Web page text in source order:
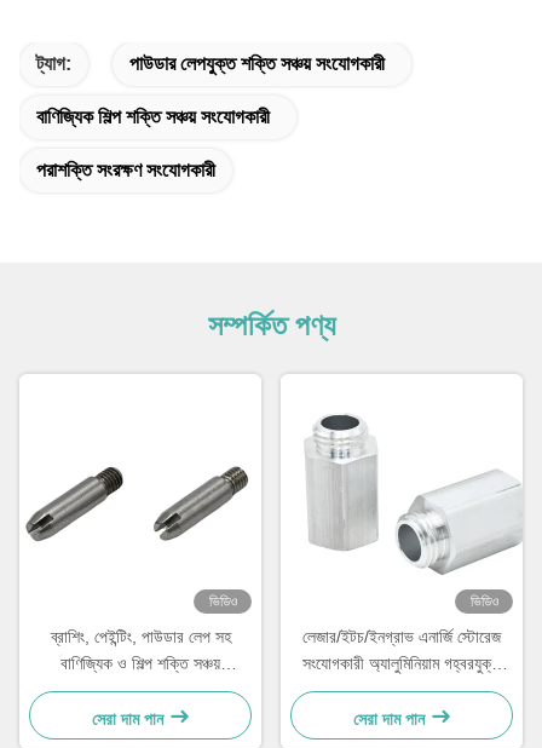
ট্যাগ: পাউডার লেপযুক্ত শক্তি সঞ্চয় সংযোগকারী
বাণিজ্যিক শিল্প শক্তি সঞ্চয় সংযোগকারী
পরাশক্তি সংরক্ষণ সংযোগকারী
সম্পর্কিত পণ্য
ভিডিও
ব্রাশিং, পেইন্টিং, পাউডার লেপ সহ
বাণিজ্যিক ও শিল্প শক্তি সঞ্চয়
সংযোগকারী পিন
সেরা দাম পান
ভিডিও
লেজার/ইটচ/ইনগ্রাভ এনার্জি স্টোরেজ
সংযোগকারী অ্যালুমিনিয়াম গহ্বরযুক্ত
হাতা
সেরা দাম পান